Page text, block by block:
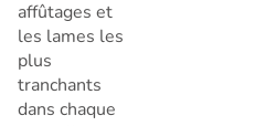
affûtages et
les lames les
plus
tranchants
dans chaque